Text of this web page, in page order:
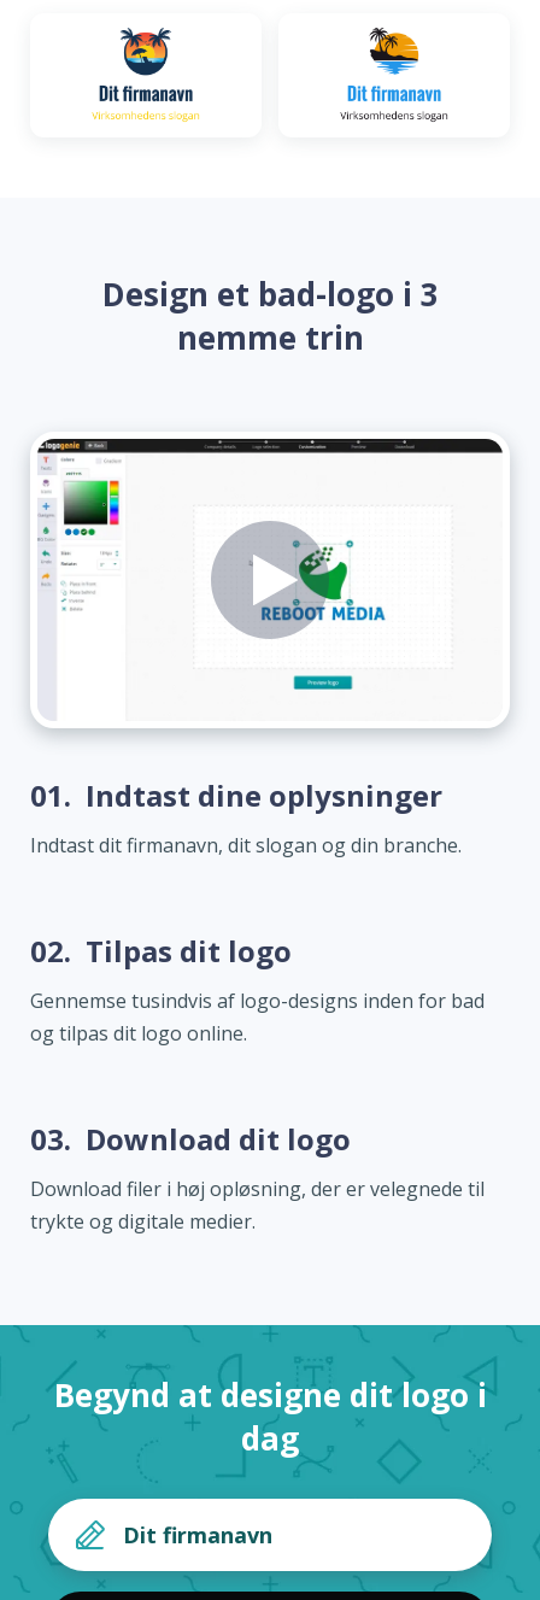
Design et bad-logo i 3
nemme trin
01. Indtast dine oplysninger
Indtast dit firmanavn, dit slogan og din branche.
02. Tilpas dit logo
Gennemse tusindvis af logo-designs inden for bad
og tilpas dit logo online.
03. Download dit logo
Download filer i høj opløsning, der er velegnede til
trykte og digitale medier.
Begynd at designe dit logo i
dag